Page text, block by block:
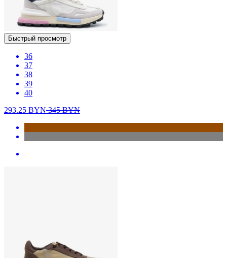
Быстрый просмотр
36
37
38
39
40
293.25 BYN345BYN